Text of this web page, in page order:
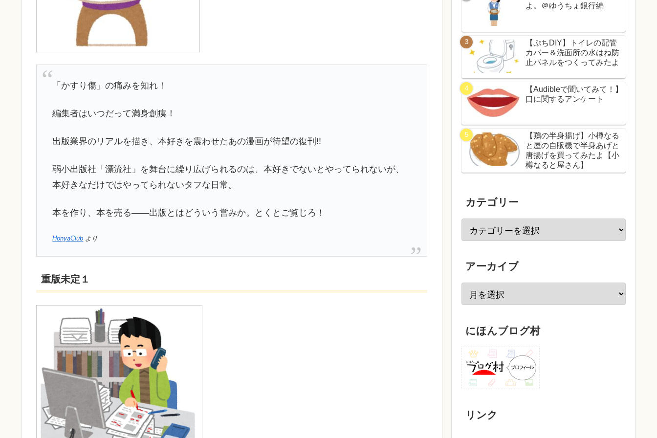
「かすり傷」の痛みを知れ！
編集者はいつだって満身創痍！
出版業界のリアルを描き、本好きを震わせたあの漫画が待望の復刊!!
弱小出版社「漂流社」を舞台に繰り広げられるのは、本好きでないとやってられないが、
本好きなだけではやってられないタフな日常。
本を作り、本を売る――出版とはどういう営みか。とくとご覧じろ！
HonyaClub より
重版未定１
よ。＠ゆうちょ銀行編
【ぷちDIY】トイレの配管
カバー＆洗面所の水はね防
止パネルをつくってみたよ
【Audibleで聞いてみて！】
口に関するアンケート
【鶏の半身揚げ】小樽なる
と屋の自販機で半身あげと
唐揚げを買ってみたよ【小
樽なると屋さん】
カテゴリー
アーカイブ
にほんブログ村
リンク